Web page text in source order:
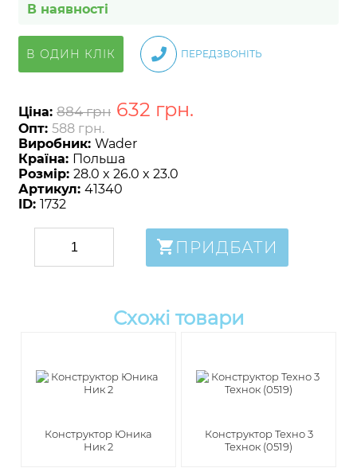
В наявності
В ОДИН КЛІК ПЕРЕДЗВОНІТЬ
Ціна: 884 грн 632 грн.
Опт: 588 грн.
Виробник: Wader
Країна: Польша
Розмір: 28.0 x 26.0 x 23.0
Артикул: 41340
ID: 1732
ПРИДБАТИ
Схожі товари
Конструктор Юника
Ник 2
Конструктор Техно 3
Технок (0519)